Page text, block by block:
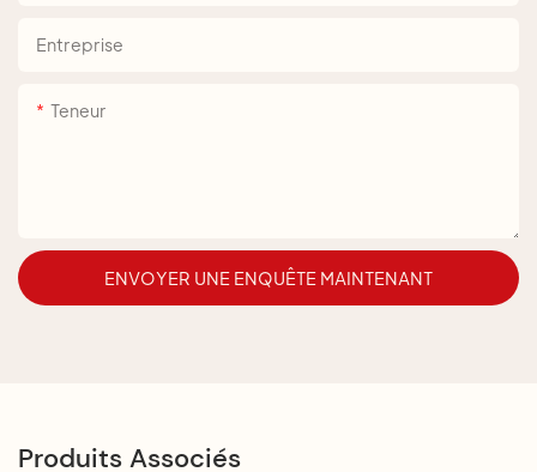
Entreprise
Teneur
ENVOYER UNE ENQUÊTE MAINTENANT
Produits Associés